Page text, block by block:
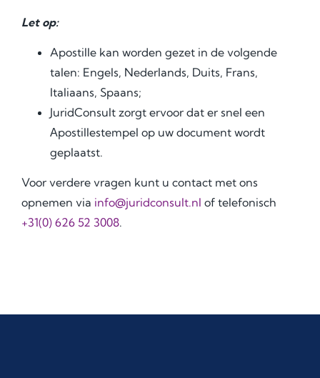
Let op:
Apostille kan worden gezet in de volgende
talen: Engels, Nederlands, Duits, Frans,
Italiaans, Spaans;
JuridConsult zorgt ervoor dat er snel een
Аpostillestempel op uw document wordt
geplaatst.
Voor verdere vragen kunt u contact met ons
opnemen via info@juridconsult.nl of telefonisch
+31(0) 626 52 3008.